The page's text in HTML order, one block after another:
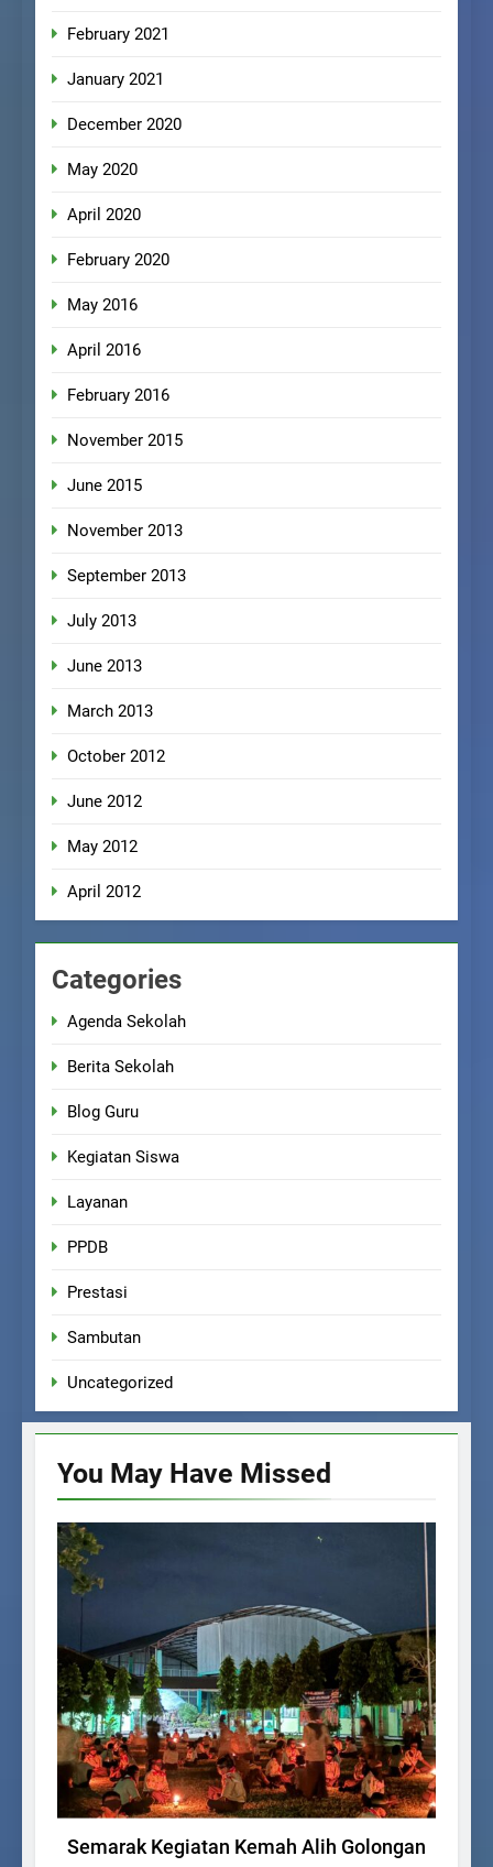
February 2021
January 2021
December 2020
May 2020
April 2020
February 2020
May 2016
April 2016
February 2016
November 2015
June 2015
November 2013
September 2013
July 2013
June 2013
March 2013
October 2012
June 2012
May 2012
April 2012
Categories
Agenda Sekolah
Berita Sekolah
Blog Guru
Kegiatan Siswa
Layanan
PPDB
Prestasi
Sambutan
Uncategorized
You May Have Missed
Semarak Kegiatan Kemah Alih Golongan